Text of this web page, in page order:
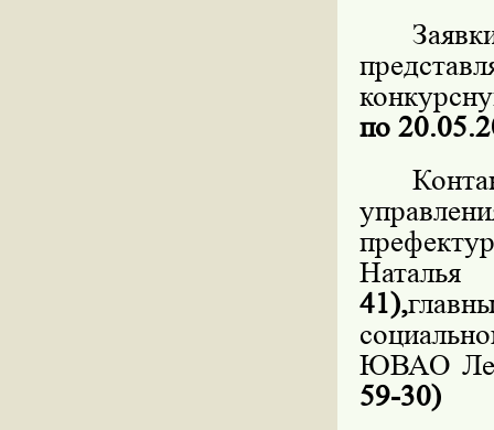
по
Наталья
41),
ЮВАО
59-30)